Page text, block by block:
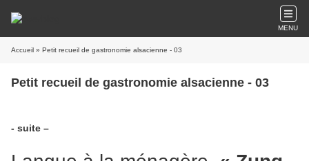
MENU
Accueil » Petit recueil de gastronomie alsacienne - 03
Petit recueil de gastronomie alsacienne - 03
- suite –